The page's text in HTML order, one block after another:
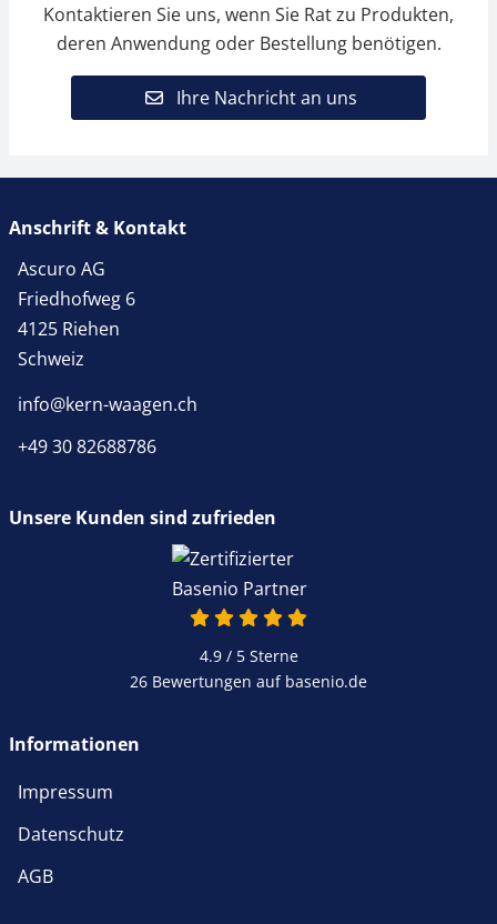
Kontaktieren Sie uns, wenn Sie Rat zu Produkten,
deren Anwendung oder Bestellung benötigen.
Ihre Nachricht an uns
Anschrift & Kontakt
Ascuro AG
Friedhofweg 6
4125 Riehen
Schweiz
info@kern-waagen.ch
+49 30 82688786
Unsere Kunden sind zufrieden
4.9 von 5
4.9 / 5Sterne
26 Bewertungen auf basenio.de
Informationen
Impressum
Datenschutz
AGB